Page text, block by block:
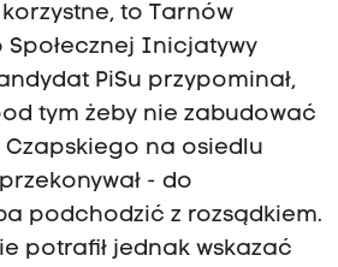
to Tarnów
Społecznej Inicjatywy
PiSu przypominał,
tym żeby nie zabudować
na osiedlu
- do
podchodzić z rozsądkiem.
potrafił jednak wskazać